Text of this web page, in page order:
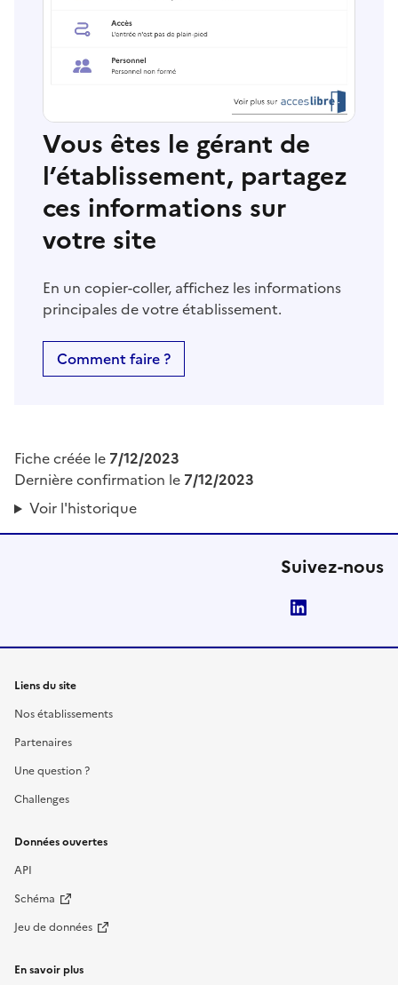
Vous êtes le gérant de
l’établissement, partagez
ces informations sur
votre site
En un copier-coller, affichez les informations
principales de votre établissement.
Comment faire ?
Fiche créée le 7/12/2023
Dernière confirmation le 7/12/2023
Voir l'historique
Suivez-nous
Liens du site
Nos établissements
Partenaires
Une question ?
Challenges
Données ouvertes
API
Schéma
Jeu de données
En savoir plus